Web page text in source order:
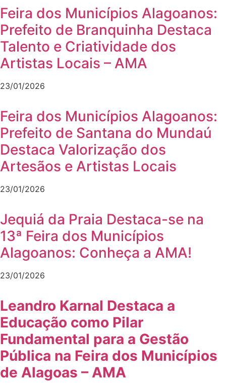
Feira dos Municípios Alagoanos:
Prefeito de Branquinha Destaca
Talento e Criatividade dos
Artistas Locais – AMA
23/01/2026
Feira dos Municípios Alagoanos:
Prefeito de Santana do Mundaú
Destaca Valorização dos
Artesãos e Artistas Locais
23/01/2026
Jequiá da Praia Destaca-se na
13ª Feira dos Municípios
Alagoanos: Conheça a AMA!
23/01/2026
Leandro Karnal Destaca a
Educação como Pilar
Fundamental para a Gestão
Pública na Feira dos Municípios
de Alagoas – AMA